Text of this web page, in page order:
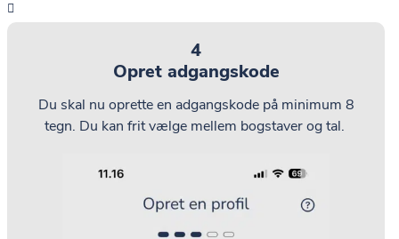
4
Opret adgangskode
Du skal nu oprette en adgangskode på minimum 8
tegn. Du kan frit vælge mellem bogstaver og tal.